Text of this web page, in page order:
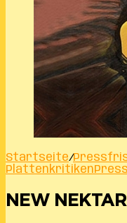
Startseite/
Plattenkritiken
NEW